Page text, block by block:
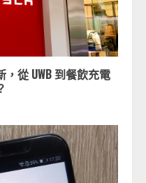
，從 UWB 到餐飲充電